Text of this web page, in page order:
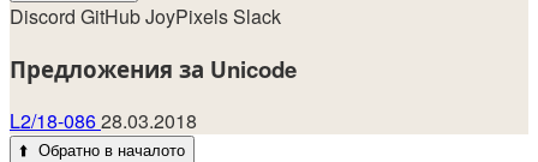
Discord GitHubJoyPixelsSlack
Предложения за Unicode
L2/18-08628.03.2018
⬆️ Обратно в началото